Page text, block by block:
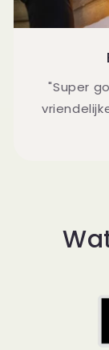
"Super